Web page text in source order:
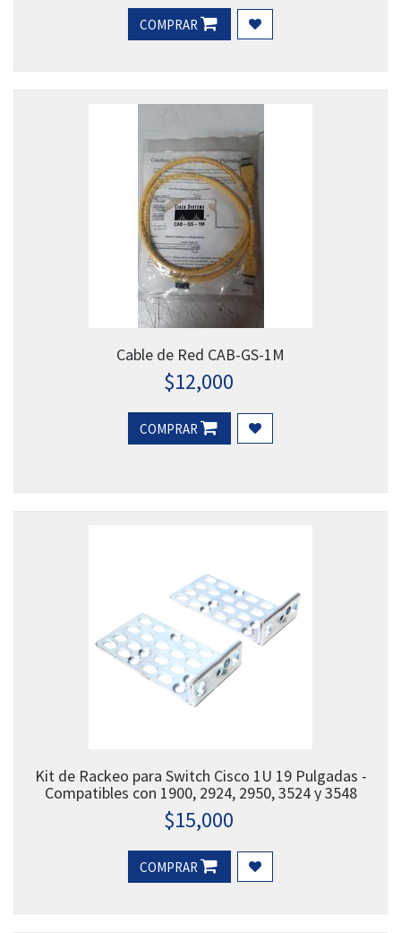
COMPRAR
Cable de Red CAB-GS-1M
$12,000
COMPRAR
Kit de Rackeo para Switch Cisco 1U 19 Pulgadas -
Compatibles con 1900, 2924, 2950, 3524 y 3548
$15,000
COMPRAR